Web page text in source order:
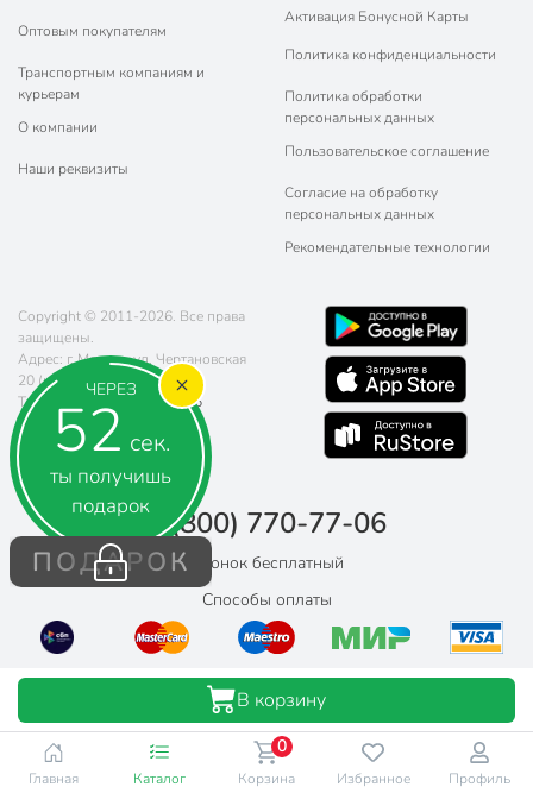
ЧЕРЕЗ
52 сек.
ты получишь
подарок
ПОДАРОК
Оптовым покупателям
Транспортным компаниям и
курьерам
О компании
Наши реквизиты
Активация Бонусной Карты
Политика конфиденциальности
Политика обработки
персональных данных
Пользовательское соглашение
Согласие на обработку
персональных данных
Рекомендательные технологии
Copyright © 2011-2026. Все права
защищены.
Адрес: г. Москва, ул. Чертановская
20 (метро Южная)
Телефон:
8 (800) 770-77-06
Почта:sales@poryadok.ru
8 (800) 770-77-06
Звонок бесплатный
Способы оплаты
Главная Каталог Корзина
0
Избранное Профиль
В корзину